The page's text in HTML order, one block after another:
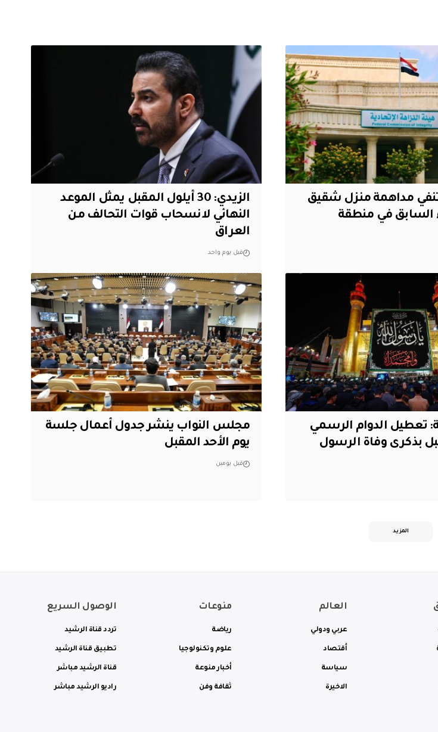
تنفي مداهمة منزل شقيق
السابق في منطقة
الزيدي: 30 أيلول المقبل يمثل الموعد
النهائي لانسحاب قوات التحالف من
العراق
قبل يوم واحد
تعطيل الدوام الرسمي
بذكرى وفاة الرسول
مجلس النواب ينشر جدول أعمال جلسة
يوم الأحد المقبل
قبل يومين
المزيد
العالم
عربي ودولي
أقتصاد
سياسة
الاخيرة
منوعات
رياضة
علوم وتكنولوجيا
أخبار منوعة
ثقافة وفن
الوصول السريع
تردد قناة الرشيد
تطبيق قناة الرشيد
قناة الرشيد مباشر
راديو الرشيد مباشر